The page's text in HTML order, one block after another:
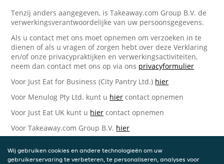
Tenzij anders aangegeven, is Takeaway.com Group B.V. de
verwerkingsverantwoordelijke van uw persoonsgegevens.
Als u contact met ons moet opnemen om verzoeken in te
dienen of als u vragen of zorgen hebt over deze Verklaring
en/of onze privacypraktijken en verwerkingsactiviteiten,
neem dan contact met ons op via ons privacyformulier
Voor Just Eat for Business (City Pantry Ltd.) hier
Voor Menulog Pty Ltd. kunt u hier contact opnemen
Voor Just Eat UK kunt u hier contact opnemen
Voor Takeaway.com Group B.V. hier
Takeaway.com Group B.V.
Wij gebruiken cookies en andere technologieën om uw
gebruikerservaring te verbeteren, te personaliseren, analyses voor